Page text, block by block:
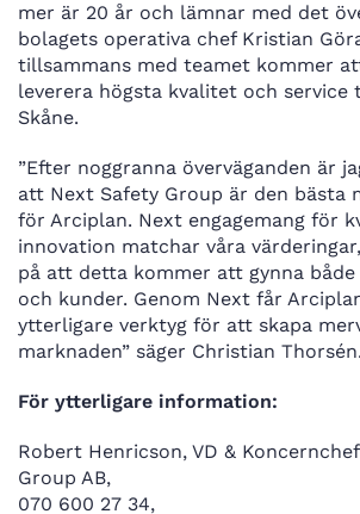
mer är 20 år och lämnar med det
bolagets operativa chef Kristian
tillsammans med teamet kommer
leverera högsta kvalitet och service
Skåne.
”Efter noggranna överväganden är
att Next Safety Group är den bästa
för Arciplan. Next engagemang för
innovation matchar våra
på att detta kommer att gynna
och kunder. Genom Next får
ytterligare verktyg för att skapa
marknaden” säger Christian Thorsén.
För ytterligare information:
Robert Henricson, VD &
Group AB,
070 600 27 34,